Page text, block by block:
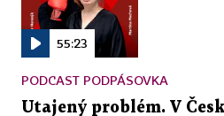
55:23
PODCAST PODPÁSOVKA
Utajený problém. V